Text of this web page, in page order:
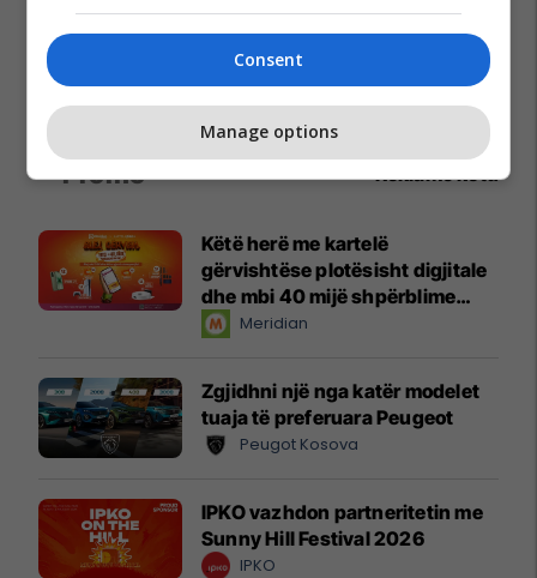
Promo Reklamo këtu
Këtë herë me kartelë
gërvishtëse plotësisht digjitale
dhe mbi 40 mijë shpërblime
instant!Meridian
Zgjidhni një nga katër modelet
tuaja të preferuara Peugeot
Peugot Kosova
IPKO vazhdon partneritetin me
Sunny Hill Festival 2026
IPKO
Consent
Manage options